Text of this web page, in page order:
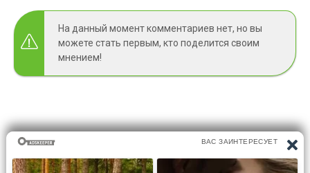
На данный момент комментариев нет, но вы
можете стать первым, кто поделится своим
мнением!